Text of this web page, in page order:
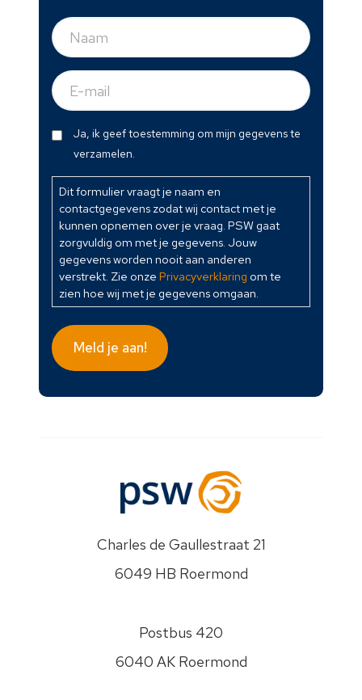
Naam
E-
mail
Dit
formulier
je
naam
en
contactgegevens
zodat
wij
contact
met
je
kunnen
gegevens.
Ja, ik geef toestemming om mijn gegevens te
verzamelen.
Dit formulier vraagt je naam en
contactgegevens zodat wij contact met je
kunnen opnemen over je vraag. PSW gaat
zorgvuldig om met je gegevens. Jouw
gegevens worden nooit aan anderen
verstrekt. Zie onze Privacyverklaring om te
zien hoe wij met je gegevens omgaan.
Meld je aan!
Charles de Gaullestraat 21
6049 HB Roermond
Postbus 420
6040 AK Roermond